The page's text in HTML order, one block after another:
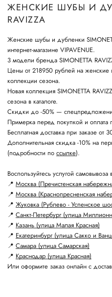
ЖЕНСКИЕ ШУБЫ И
RAVIZZA
Женские шубы и дубленки
интернет-магазине VIPAVENUE.
3 модели бренда SIMONETTA
Цены от 218950 рублей на
коллекции сезона.
Новая коллекция SIMONETTA
сезона в каталоге.
Скидки до -50% —
Примерка перед покупкой и оплата
Бесплатная доставка при заказе от
Дополнительная скидка -10% на
(подробности по ссылке).
Воспользуйтесь услугой
📍 Москва (Пречистенская
📍 Москва (Краснопресненская
📍 Жуковка (Рублево - Успенское
📍 Санкт-Петербург (улица
📍 Казань (улица Малая Красная)
📍 Екатеринбург (улица Сакко и
📍 Самара (улица Самарская)
📍 Краснодар (улица Красная)
Или оформите заказ онлайн с